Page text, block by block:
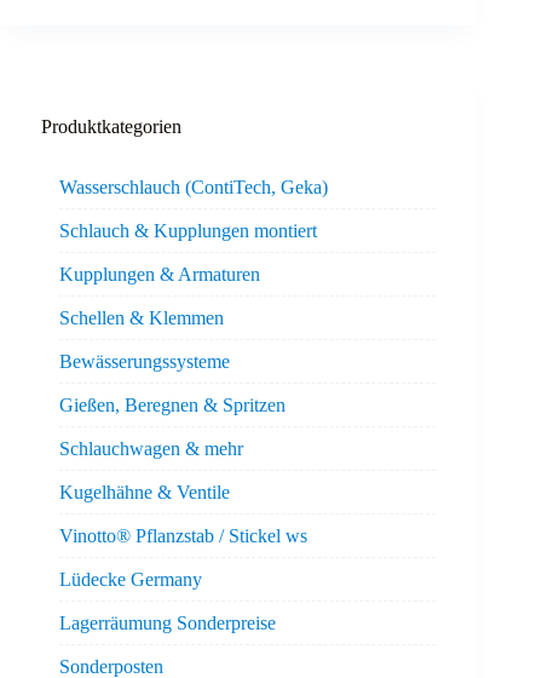
Produktkategorien
Wasserschlauch (ContiTech, Geka)
Schlauch & Kupplungen montiert
Kupplungen & Armaturen
Schellen & Klemmen
Bewässerungssysteme
Gießen, Beregnen & Spritzen
Schlauchwagen & mehr
Kugelhähne & Ventile
Vinotto® Pflanzstab / Stickel ws
Lüdecke Germany
Lagerräumung Sonderpreise
Sonderposten